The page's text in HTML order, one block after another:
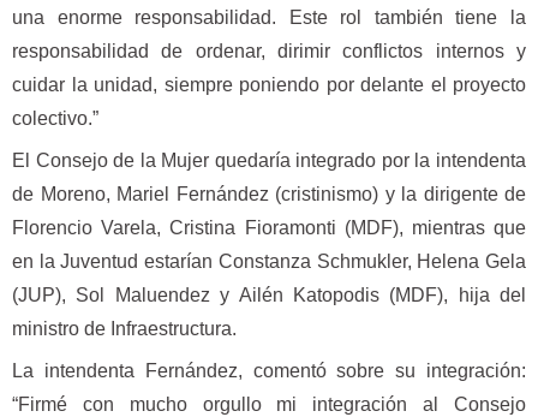
una enorme responsabilidad. Este rol también tiene la
responsabilidad de ordenar, dirimir conflictos internos y
cuidar la unidad, siempre poniendo por delante el proyecto
colectivo.”
El Consejo de la Mujer quedaría integrado por la intendenta
de Moreno, Mariel Fernández (cristinismo) y la dirigente de
Florencio Varela, Cristina Fioramonti (MDF), mientras que
en la Juventud estarían Constanza Schmukler, Helena Gela
(JUP), Sol Maluendez y Ailén Katopodis (MDF), hija del
ministro de Infraestructura.
La intendenta Fernández, comentó sobre su integración:
“Firmé con mucho orgullo mi integración al Consejo